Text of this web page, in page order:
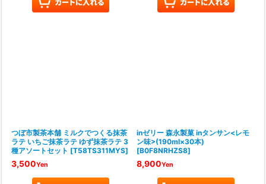
つぼ市製茶本舗 ミルクでつくる抹茶
ラテ いちご抹茶ラテ ゆず抹茶ラテ 3
種アソートセット [T58TS311MYS]
3,500Yen
inゼリー 森永製菓 inタンサン<レモ
ン味>(190ml×30本)
[B0F8NRHZS8]
8,900Yen